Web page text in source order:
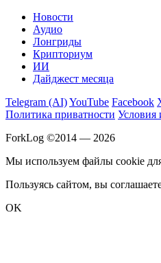
Новости
Аудио
Лонгриды
Крипториум
ИИ
Дайджест месяца
Telegram (AI)YouTube Facebook
Политика приватности Условия
ForkLog ©2014 — 2026
Мы используем файлы cookie
Пользуясь сайтом, вы
OK